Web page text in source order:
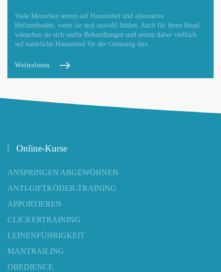
Viele Menschen setzen auf Hausmittel und alternative
Heilmethoden, wenn sie sich unwohl fühlen. Auch für ihren Hund
wünschen sie sich sanfte Behandlungen und setzen daher vielfach
auf natürliche Hausmittel für die Genesung ihre…
Weiterlesen
Online-Kurse
ANSPRINGEN ABGEWÖHNEN
ANTI-GIFTKÖDER-TRAINING
APPORTIEREN
CLICKERTRAINING
LEINENFÜHRIGKEIT
MANTRAILING
OBEDIENCE